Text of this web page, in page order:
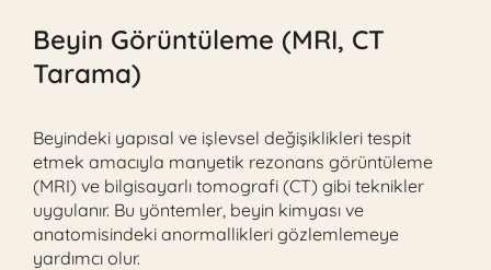
Beyin Görüntüleme (MRI, CT
Tarama)
Beyindeki yapısal ve işlevsel değişiklikleri tespit
etmek amacıyla manyetik rezonans görüntüleme
(MRI) ve bilgisayarlı tomografi (CT) gibi teknikler
uygulanır. Bu yöntemler, beyin kimyası ve
anatomisindeki anormallikleri gözlemlemeye
yardımcı olur.